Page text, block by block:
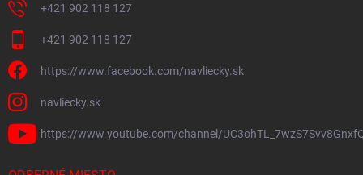
+421 902 118 127
+421 902 118 127
https://www.facebook.com/navliecky.sk
navliecky.sk
https://www.youtube.com/channel/